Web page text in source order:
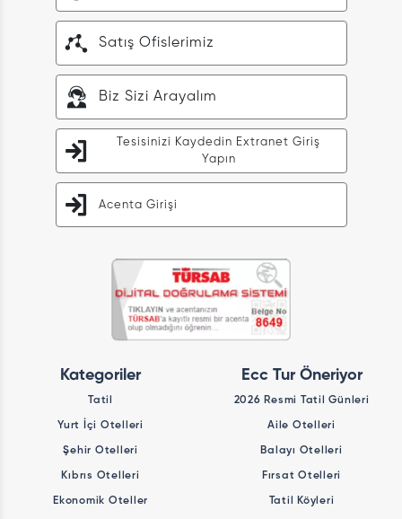
Satış Ofislerimiz
Biz Sizi Arayalım
Tesisinizi Kaydedin Extranet Giriş
Yapın
Acenta Girişi
Kategoriler
Tatil
Yurt İçi Otelleri
Şehir Otelleri
Kıbrıs Otelleri
Ekonomik Oteller
Ecc Tur Öneriyor
2026 Resmi Tatil Günleri
Aile Otelleri
Balayı Otelleri
Fırsat Otelleri
Tatil Köyleri